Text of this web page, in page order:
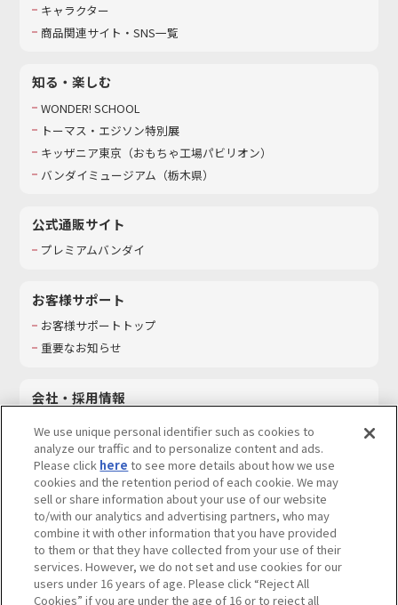
キャラクター
商品関連サイト・SNS一覧
知る・楽しむ
WONDER! SCHOOL
トーマス・エジソン特別展
キッザニア東京（おもちゃ工場パビリオン）​
バンダイミュージアム（栃木県）
公式通販サイト
プレミアムバンダイ
お客様サポート
お客様サポートトップ
重要なお知らせ
会社・採用情報
採用情報
サステナビリティ
お問い合わせ
ウェブサイトご利用条件 ソーシャルメディアポリシー
個人情報及び特定個人情報等の取り扱いに関する保護方針
We use unique personal identifier such as cookies to
analyze our traffic and to personalize content and ads.
Please click here to see more details about how we use
cookies and the retention period of each cookie. We may
sell or share information about your use of our website
to/with our analytics and advertising partners, who may
combine it with other information that you have provided
to them or that they have collected from your use of their
services. However, we do not set and use cookies for our
users under 16 years of age. Please click “Reject All
Cookies” if you are under the age of 16 or to reject all